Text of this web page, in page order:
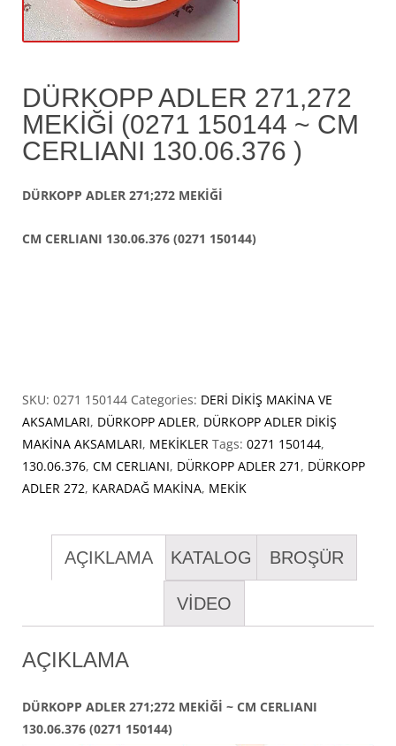
DÜRKOPP ADLER 271,272
MEKİĞİ (0271 150144 ~ CM
CERLIANI 130.06.376 )
DÜRKOPP ADLER 271;272 MEKİĞİ
CM CERLIANI 130.06.376 (0271 150144)
SKU: 0271 150144 Categories: DERİ DİKİŞ MAKİNA VE
AKSAMLARI, DÜRKOPP ADLER, DÜRKOPP ADLER DİKİŞ
MAKİNA AKSAMLARI, MEKİKLER Tags: 0271 150144,
130.06.376, CM CERLIANI, DÜRKOPP ADLER 271 , DÜRKOPP
ADLER 272, KARADAĞ MAKİNA, MEKİK
AÇIKLAMA KATALOG BROŞÜR
VİDEO
AÇIKLAMA
DÜRKOPP ADLER 271;272 MEKİĞİ ~ CM CERLIANI
130.06.376 (0271 150144)